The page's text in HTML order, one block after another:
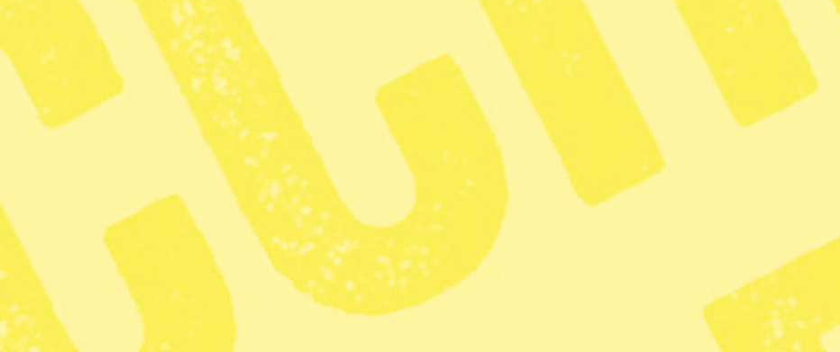
Cynisk förhandling med
talibanregimen
Publicerad 2026-04-23